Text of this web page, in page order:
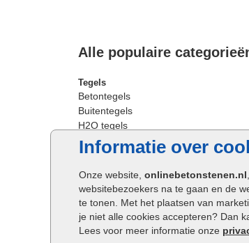
Informatie over
Onze website, onlinebetonstenen.nl
websitebezoekers na te gaan en de
te tonen. Met het plaatsen van
je niet alle cookies accepteren? Dan
Lees voor meer informatie onze
Alle populaire
Tegels
Betontegels
Buitentegels
H2O tegels
Keramische terrastegels
Oprit tegels
Patio tegels
Siertegels
Stoeptegels
Straattegels
Terrastegels